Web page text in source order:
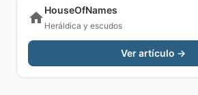
HouseOfNames
Heráldica y escudos
Ver artículo →